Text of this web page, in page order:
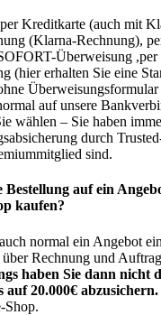
Kreditkarte (auch mit
(Klarna-Rechnung),
Überweisung
(hier erhalten Sie eine
auf unsere
wählen – Sie haben
durch
sind.
Bestellung auf ein
kaufen?
normal ein Angebot
Rechnung und
haben Sie dann nicht
auf 20.000€ abzusichern.
Shop.